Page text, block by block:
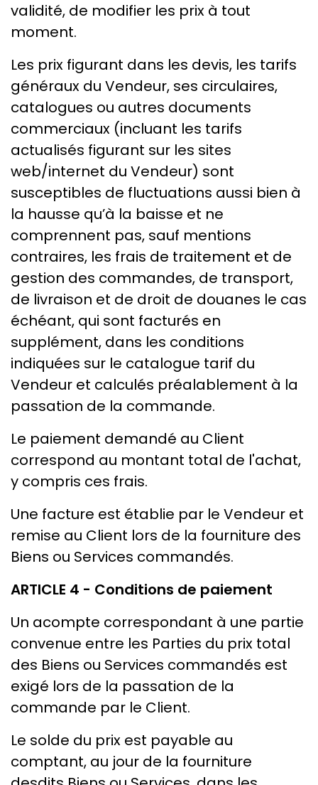
validité, de modifier les prix à tout
moment.
Les prix figurant dans les devis, les tarifs
généraux du Vendeur, ses circulaires,
catalogues ou autres documents
commerciaux (incluant les tarifs
actualisés figurant sur les sites
web/internet du Vendeur) sont
susceptibles de fluctuations aussi bien à
la hausse qu’à la baisse et ne
comprennent pas, sauf mentions
contraires, les frais de traitement et de
gestion des commandes, de transport,
de livraison et de droit de douanes le cas
échéant, qui sont facturés en
supplément, dans les conditions
indiquées sur le catalogue tarif du
Vendeur et calculés préalablement à la
passation de la commande.
Le paiement demandé au Client
correspond au montant total de l'achat,
y compris ces frais.
Une facture est établie par le Vendeur et
remise au Client lors de la fourniture des
Biens ou Services commandés.
ARTICLE 4 - Conditions de paiement
Un acompte correspondant à une partie
convenue entre les Parties du prix total
des Biens ou Services commandés est
exigé lors de la passation de la
commande par le Client.
Le solde du prix est payable au
comptant, au jour de la fourniture